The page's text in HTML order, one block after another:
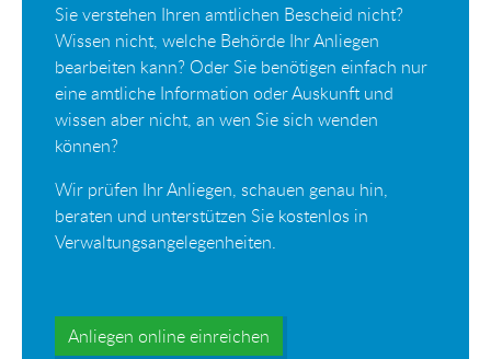
Sie verstehen Ihren amtlichen Bescheid nicht?
Wissen nicht, welche Behörde Ihr Anliegen
bearbeiten kann? Oder Sie benötigen einfach nur
eine amtliche Information oder Auskunft und
wissen aber nicht, an wen Sie sich wenden
können?
Wir prüfen Ihr Anliegen, schauen genau hin,
beraten und unterstützen Sie kostenlos in
Verwaltungsangelegenheiten.
Anliegen online einreichen